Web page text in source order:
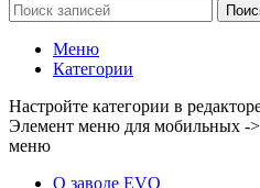
Меню
Категории
Настройте категории в
Элемент меню для мобильных -
меню
О заводе EVO